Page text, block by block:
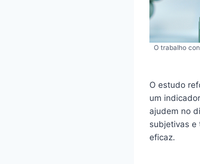
O trabalho
O estudo
um
ajudem no
subjetivas e
eficaz.